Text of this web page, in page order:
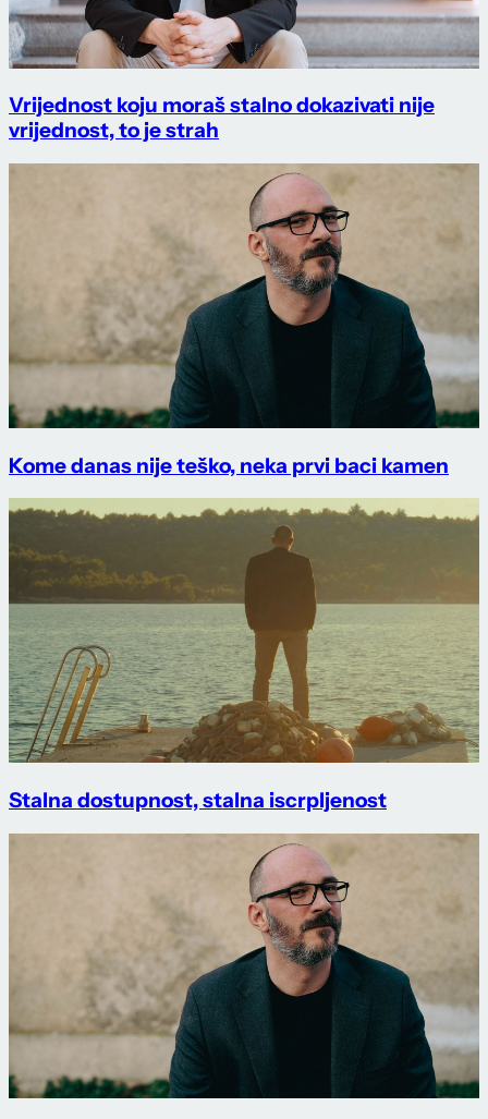
Vrijednost koju moraš stalno dokazivati nije
vrijednost, to je strah
Kome danas nije teško, neka prvi baci kamen
Stalna dostupnost, stalna iscrpljenost